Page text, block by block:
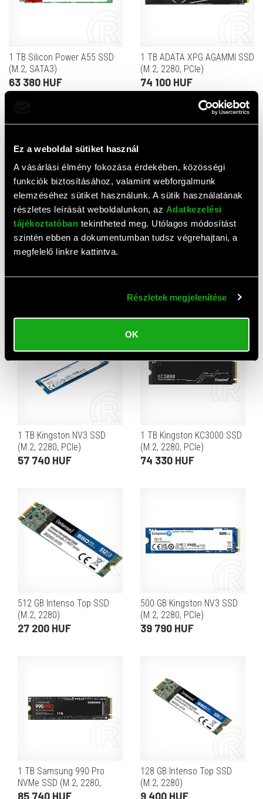
Ez a weboldal sütiket használ
A vásárlási élmény fokozása érdekében, közösségi
funkciók biztosításához, valamint webforgalmunk
elemzéséhez sütiket használunk. A sütik használatának
részletes leírását weboldalunkon, az Adatkezelési
tájékoztatóban tekintheted meg. Utólagos módosítást
szintén ebben a dokumentumban tudsz végrehajtani, a
megfelelő linkre kattintva.
Részletek megjelenítése
OK
1 TB Silicon Power A55 SSD
(M.2, SATA3)
63 380 HUF
1 TB ADATA XPG AGAMMI SSD
(M.2, 2280, PCIe)
74 100 HUF
Értékelések
0,0 (0értékelés) ÉRTÉKELÉS ÍRÁSA
Ehhez a termékhez még nem érkezett értékelés. Legyél te
az első!
Top termékek
1 TB Kingston NV3 SSD
(M.2, 2280, PCIe)
57 740 HUF
1 TB Kingston KC3000 SSD
(M.2, 2280, PCIe)
74 330 HUF
512 GB Intenso Top SSD
(M.2, 2280)
27 200 HUF
500 GB Kingston NV3 SSD
(M.2, 2280, PCIe)
39 790 HUF
1 TB Samsung 990 Pro
NVMe SSD (M.2, 2280,
PCIe)
85 740 HUF
128 GB Intenso Top SSD
(M.2, 2280)
9 400 HUF